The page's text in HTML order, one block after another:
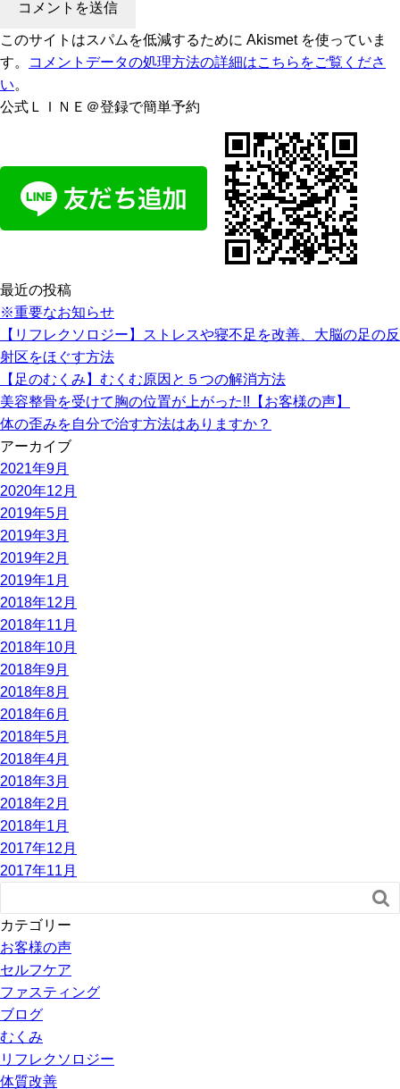
このサイトはスパムを低減するために Akismet を使っていま
す。
コメントデータの処理方法の詳細はこちらをご覧くださ
い。
公式ＬＩＮＥ＠登録で簡単予約
最近の投稿
※重要なお知らせ
【リフレクソロジー】ストレスや寝不足を改善、大脳の足の反
射区をほぐす方法
【足のむくみ】むくむ原因と５つの解消方法
美容整骨を受けて胸の位置が上がった!!【お客様の声】
体の歪みを自分で治す方法はありますか？
アーカイブ
2021年9月
2020年12月
2019年5月
2019年3月
2019年2月
2019年1月
2018年12月
2018年11月
2018年10月
2018年9月
2018年8月
2018年6月
2018年5月
2018年4月
2018年3月
2018年2月
2018年1月
2017年12月
2017年11月

カテゴリー
お客様の声
セルフケア
ファスティング
ブログ
むくみ
リフレクソロジー
体質改善